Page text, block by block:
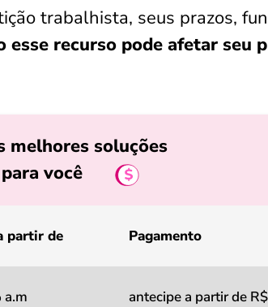
trabalhista, seus prazos,
esse recurso pode afetar seu
melhores soluções
você
partir de Pagamento
a.m antecipe a partir de